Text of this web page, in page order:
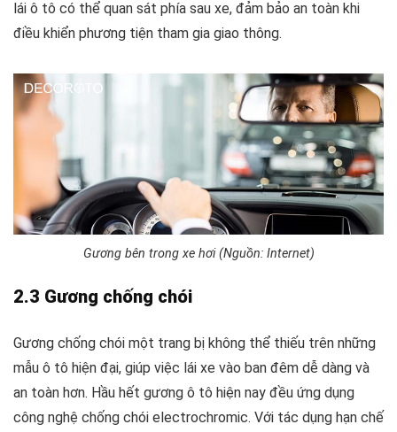
lái ô tô có thể quan sát phía sau xe, đảm bảo an toàn khi
điều khiển phương tiện tham gia giao thông.
Gương bên trong xe hơi (Nguồn: Internet)
2.3 Gương chống chói
Gương chống chói một trang bị không thể thiếu trên những
mẫu ô tô hiện đại, giúp việc lái xe vào ban đêm dễ dàng và
an toàn hơn. Hầu hết gương ô tô hiện nay đều ứng dụng
công nghệ chống chói electrochromic. Với tác dụng hạn chế